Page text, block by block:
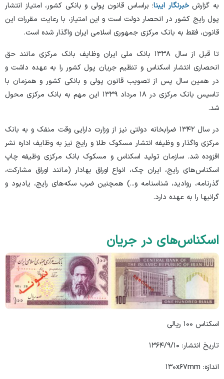
به گزارشخبرنگار ایبنا؛ براساس قانون پولی و بانکی کشور، امتیاز انتشار
پول رایج کشور در انحصار دولت است و این امتیاز، با رعایت مقررات این
قانون، فقط به بانک مرکزی جمهوری اسلامی ایران واگذار شده است.
تا قبل از سال ۱۳۳۸ بانک ملی ایران وظایف بانک مرکزی مانند حق
انحصاری انتشار اسکناس و تنظیم جریان پول کشور را به عهده داشت و
در همین سال پس از تصویب قانون پولی و بانکی کشور و همزمان با
تاسیس بانک مرکزی در ۱۸ مرداد ۱۳۳۹ این مهم به بانک مرکزی محول
شد.
در سال ۱۳۴۲ ضرابخانه دولتی نیز از وزارت دارایی وقت منفک و به بانک
مرکزی واگذار و وظیفه انتشار مسکوک طلا و رایج نیز به وظایف اداره نشر
افزوده شد. سازمان تولید اسکناس و مسکوک بانک مرکزی وظیفه چاپ
اسکناس‌های رایج، ایران چک، انواع اوراق بهادار (مانند اوراق مشارکت،
گذرنامه، روادید، شناسنامه و...) همچنین ضرب سکه‌های رایج، یادبود و
گرانبها را به عهده دارد.
اسکناس‌های در جریان
اسکناس ۱۰۰ ریالی
تاریخ انتشار: ۱۳۶۴/۹/۱۰
اندازه: ۱۳۰x۶۷mm